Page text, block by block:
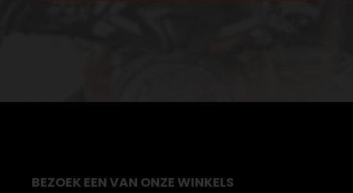
BEZOEK EEN VAN ONZE WINKELS